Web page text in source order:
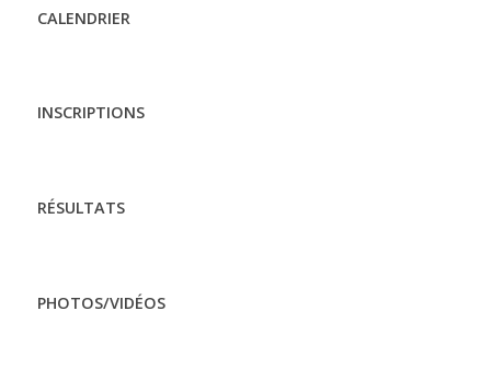
CALENDRIER
INSCRIPTIONS
RÉSULTATS
PHOTOS/VIDÉOS